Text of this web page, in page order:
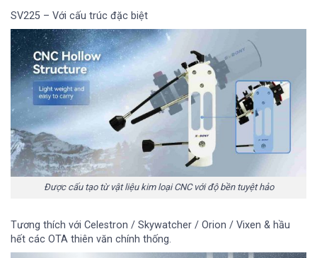
SV225 – Với cấu trúc đặc biệt
Được cấu tạo từ vật liệu kim loại CNC với độ bền tuyệt hảo
Tương thích với Celestron / Skywatcher / Orion / Vixen & hầu
hết các OTA thiên văn chính thống.